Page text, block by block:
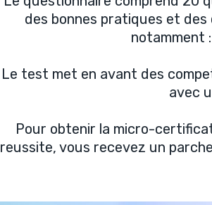
des bonnes pratiques et
notamment
Le test met en avant des
avec
Pour obtenir la micro-
reussite, vous recevez un